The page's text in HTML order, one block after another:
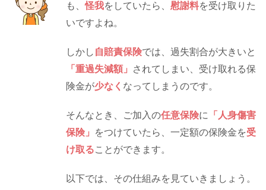
も、怪我をしていたら、慰謝料を受け取りた
いですよね。
しかし 自賠責保険では、過失割合が大きいと
「重過失減額」
されてしまい、受け取れる保
険金が少なく なってしまうのです。
そんなとき、ご加入の任意保険に
「人身傷害
保険」
をつけていたら、一定額の保険金を受
け取ることができます。
以下では、その仕組みを見ていきましょう。